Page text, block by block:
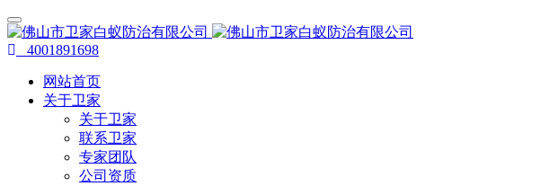
4001891698
网站首页
关于卫家
关于卫家
联系卫家
专家团队
公司资质